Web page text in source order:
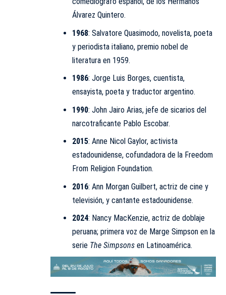
Álvarez Quintero.
1968: Salvatore Quasimodo, novelista, poeta
y periodista italiano, premio nobel de
literatura en 1959.
1986: Jorge Luis Borges, cuentista,
ensayista, poeta y traductor argentino.
1990: John Jairo Arias, jefe de sicarios del
narcotraficante Pablo Escobar.
2015: Anne Nicol Gaylor, activista
estadounidense, cofundadora de la Freedom
From Religion Foundation.
2016: Ann Morgan Guilbert, actriz de cine y
televisión, y cantante estadounidense.
2024: Nancy MacKenzie, actriz de doblaje
peruana; primera voz de Marge Simpson en la
serie The Simpsonsen Latinoamérica.